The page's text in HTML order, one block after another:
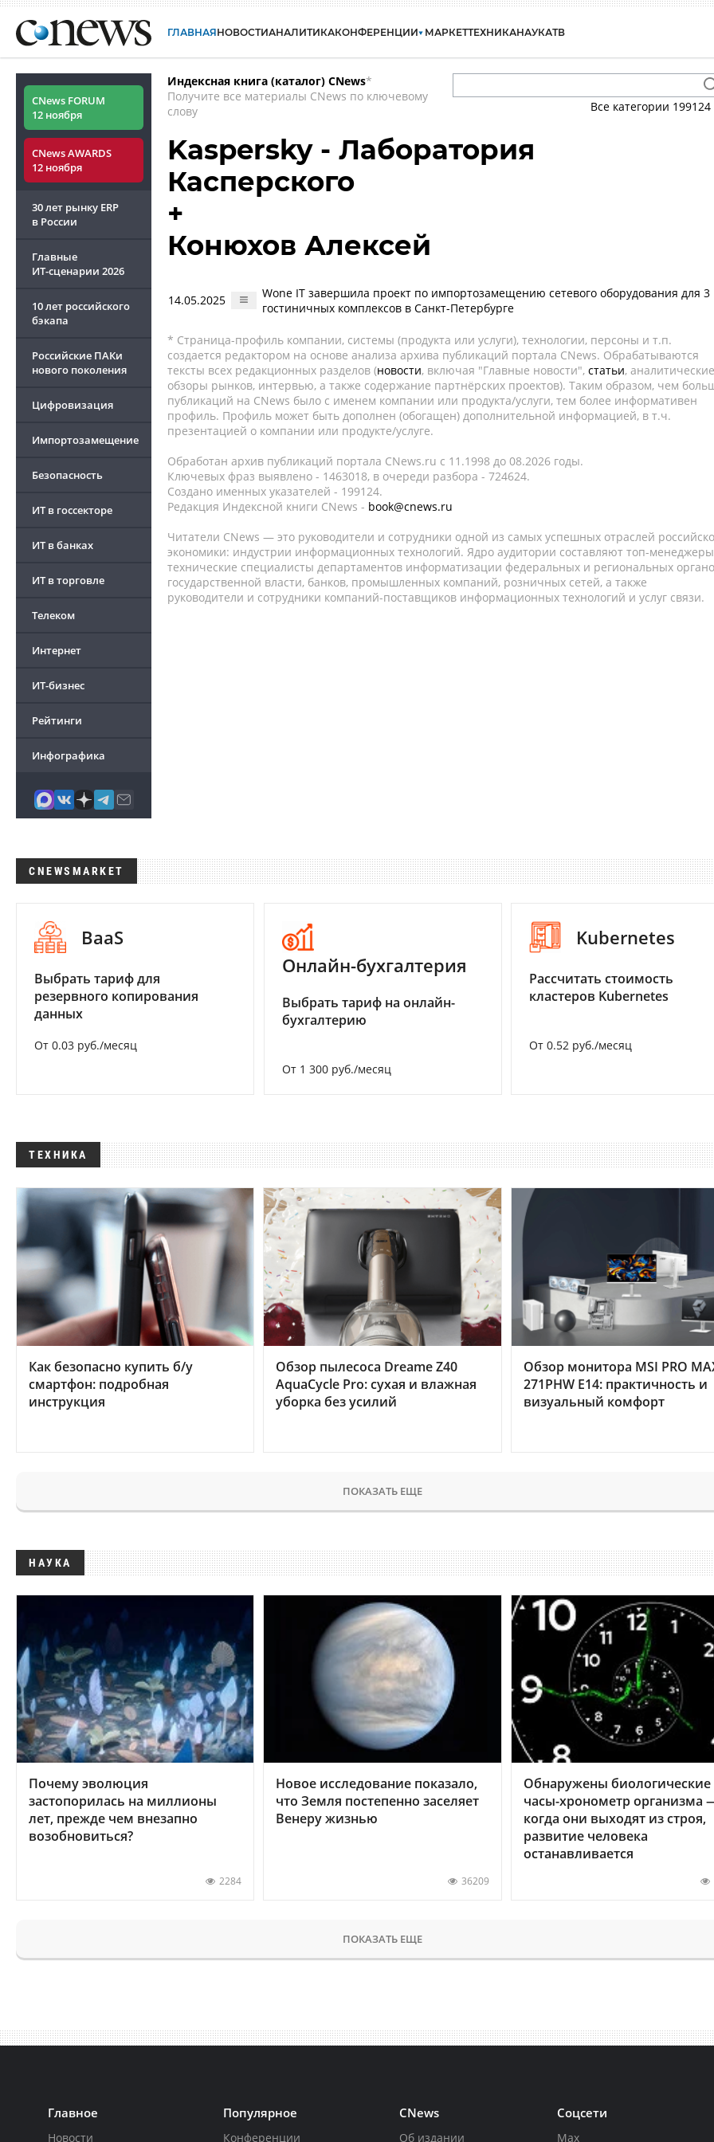
ГЛАВНАЯНОВОСТИАНАЛИТИКАКОНФЕРЕНЦИИ МАРКЕТТЕХНИКАНАУКАТВ
CNews FORUM
12 ноября
CNews AWARDS
12 ноября
30 лет рынку ERP
в России
Главные
ИТ-сценарии 2026
10 лет российского
бэкапа
Российские ПАКи
нового поколения
Цифровизация
Импортозамещение
Безопасность
ИТ в госсекторе
ИТ в банках
ИТ в торговле
Телеком
Интернет
ИТ-бизнес
Рейтинги
Инфографика
Индексная книга (каталог) CNews*
Получите все материалы CNews по ключевому
слову
Все категории 199124
Kaspersky - Лаборатория
Касперского
+
Конюхов Алексей
14.05.2025
Wone IT завершила проект по импортозамещению сетевого оборудования для 3
гостиничных комплексов в Санкт-Петербурге
* Страница-профиль компании, системы (продукта или услуги), технологии, персоны и т.п.
создается редактором на основе анализа архива публикаций портала CNews. Обрабатываются
тексты всех редакционных разделов (новости, включая "Главные новости", статьи, аналитические
обзоры рынков, интервью, а также содержание партнёрских проектов). Таким образом, чем
публикаций на CNews было с именем компании или продукта/услуги, тем более информативен
профиль. Профиль может быть дополнен (обогащен) дополнительной информацией, в т.ч.
презентацией о компании или продукте/услуге.
Обработан архив публикаций портала CNews.ru c 11.1998 до 08.2026 годы.
Ключевых фраз выявлено - 1463018, в очереди разбора - 724624.
Создано именных указателей - 199124.
Редакция Индексной книги CNews - book@cnews.ru
Читатели CNews — это руководители и сотрудники одной из самых успешных отраслей
экономики: индустрии информационных технологий. Ядро аудитории составляют топ-
технические специалисты департаментов информатизации федеральных и региональных
государственной власти, банков, промышленных компаний, розничных сетей, а также
руководители и сотрудники компаний-поставщиков информационных технологий и услуг связи.
CNEWSMARKET
BaaS
Выбрать тариф для
резервного копирования
данных
От 0.03 руб./месяц
Онлайн-бухгалтерия
Выбрать тариф на онлайн-
бухгалтерию
От 1 300 руб./месяц
Kubernetes
Рассчитать стоимость
кластеров Kubernetes
От 0.52 руб./месяц
ТЕХНИКА
Как безопасно купить б/у
смартфон: подробная
инструкция
Обзор пылесоса Dreame Z40
AquaCycle Pro: сухая и влажная
уборка без усилий
Обзор монитора MSI PRO
271PHW E14: практичность и
визуальный комфорт
ПОКАЗАТЬ ЕЩЕ
НАУКА
Почему эволюция
застопорилась на миллионы
лет, прежде чем внезапно
возобновиться?
2284
Новое исследование показало,
что Земля постепенно заселяет
Венеру жизнью
36209
Обнаружены биологические
часы-хронометр организма
когда они выходят из строя,
развитие человека
останавливается
ПОКАЗАТЬ ЕЩЕ
Главное
Новости
Популярное
Конференции
CNews
Об издании
Соцсети
Max